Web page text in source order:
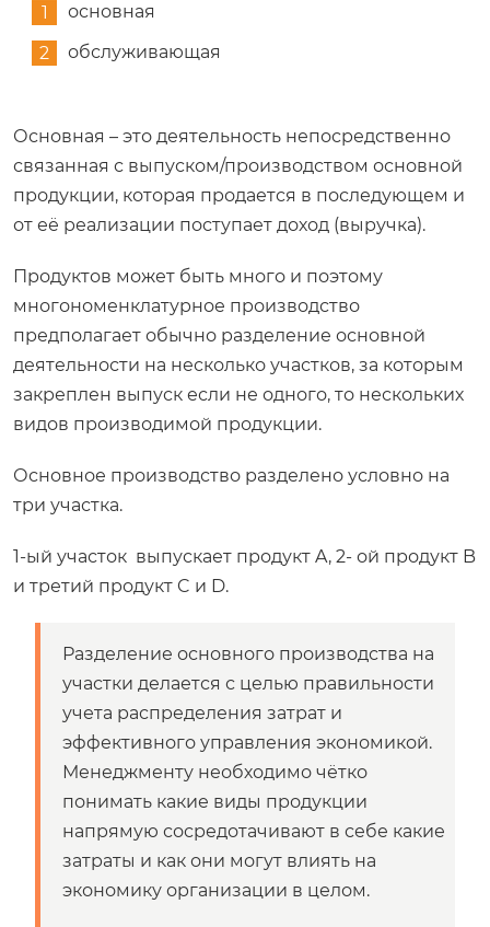
основная
обслуживающая
Основная – это деятельность непосредственно
связанная с выпуском/производством основной
продукции, которая продается в последующем и
от её реализации поступает доход (выручка).
Продуктов может быть много и поэтому
многономенклатурное производство
предполагает обычно разделение основной
деятельности на несколько участков, за которым
закреплен выпуск если не одного, то нескольких
видов производимой продукции.
Основное производство разделено условно на
три участка.
1-ый участок выпускает продукт A, 2- ой продукт B
и третий продукт C и D.
Разделение основного производства на
участки делается с целью правильности
учета распределения затрат и
эффективного управления экономикой.
Менеджменту необходимо чётко
понимать какие виды продукции
напрямую сосредотачивают в себе какие
затраты и как они могут влиять на
экономику организации в целом.